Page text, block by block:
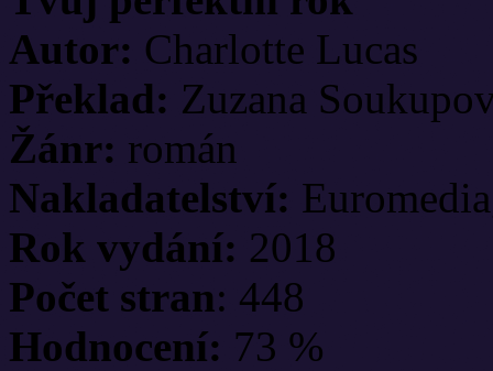
Autor: Charlotte Lucas
Překlad: Zuzana
Žánr: román
Nakladatelství:
Rok vydání: 2018
Počet stran: 448
Hodnocení: 73 %